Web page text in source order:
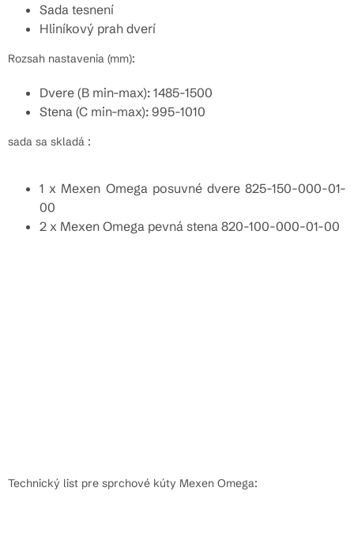
Sada tesnení
Hliníkový prah dverí
Rozsah nastavenia (mm):
Dvere (B min-max): 1485-1500
Stena (C min-max): 995-1010
sada sa skladá :
1 x Mexen Omega posuvné dvere 825-150-000-01-
00
2 x Mexen Omega pevná stena 820-100-000-01-00
Technický list pre sprchové kúty Mexen Omega: